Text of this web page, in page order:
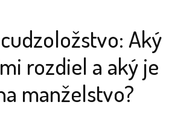
Aký
rozdiel a aký je
manželstvo?